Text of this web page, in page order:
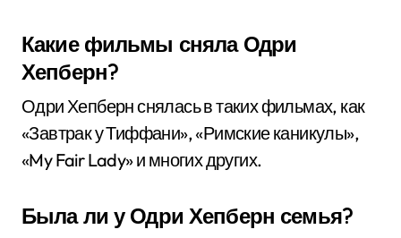
Какие фильмы сняла Одри
Хепберн?
Одри Хепберн снялась в таких фильмах, как
«Завтрак у Тиффани», «Римские каникулы»,
«My Fair Lady» и многих других.
Была ли у Одри Хепберн семья?